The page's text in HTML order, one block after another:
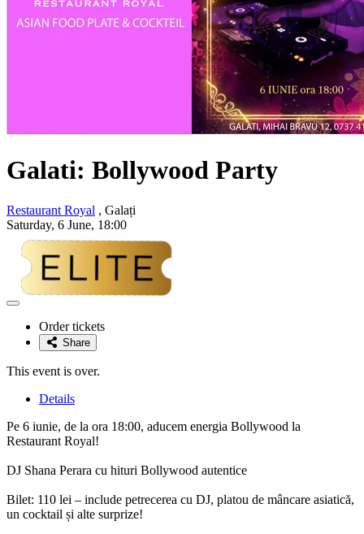
Galati: Bollywood Party
Restaurant Royal , Galați
Saturday, 6 June, 18:00
Adaugă
favoriteOrder tickets
Share
This event is over.
Details
Pe 6 iunie, de la ora 18:00, aducem energia Bollywood la
Restaurant Royal!
DJ Shana Perara cu hituri Bollywood autentice
Bilet: 110 lei – include petrecerea cu DJ, platou de mâncare asiatică,
un cocktail și alte surprize!